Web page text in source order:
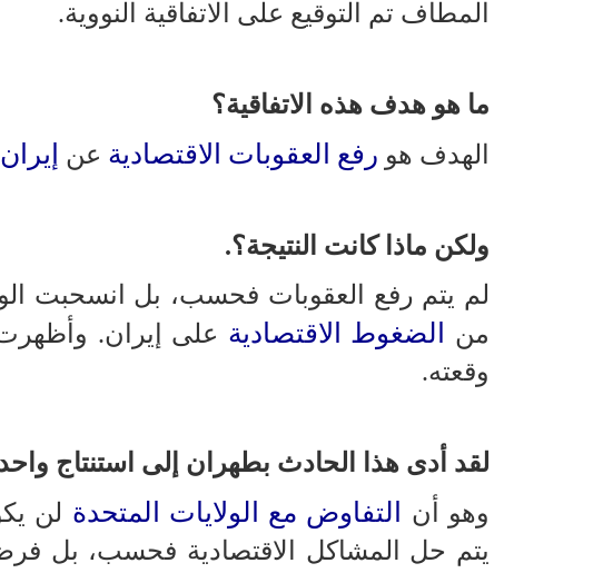
المطاف تم التوقيع على الاتفاقية النووية.
ما هو هدف هذه الاتفاقية؟
الهدف هو رفع العقوبات الاقتصادية عن إيران
ولكن ماذا كانت النتيجة؟.
لم يتم رفع العقوبات فحسب، بل انسحبت
من
الضغوط الاقتصادية على إيران. وأظهرت
وقعته.
لقد أدى هذا الحادث بطهران إلى استنتاج
وهو أن
التفاوض مع الولايات المتحدة لن
يتم حل المشاكل الاقتصادية فحسب، بل